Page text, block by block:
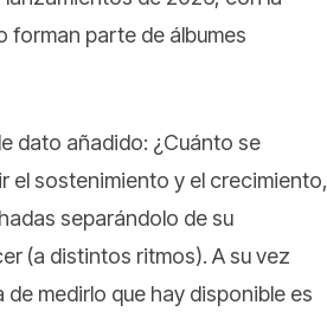
forman parte de álbumes
dato añadido: ¿Cuánto se
el sostenimiento y el crecimiento,
separándolo de su
(a distintos ritmos). A su vez
medirlo que hay disponible es